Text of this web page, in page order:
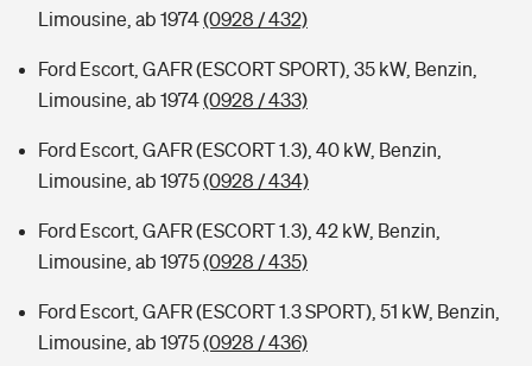
Limousine, ab 1974(0928 / 432)
Ford Escort, GAFR (ESCORT SPORT), 35 kW, Benzin,
Limousine, ab 1974(0928 / 433)
Ford Escort, GAFR (ESCORT 1.3), 40 kW, Benzin,
Limousine, ab 1975(0928 / 434)
Ford Escort, GAFR (ESCORT 1.3), 42 kW, Benzin,
Limousine, ab 1975(0928 / 435)
Ford Escort, GAFR (ESCORT 1.3 SPORT), 51 kW, Benzin,
Limousine, ab 1975(0928 / 436)